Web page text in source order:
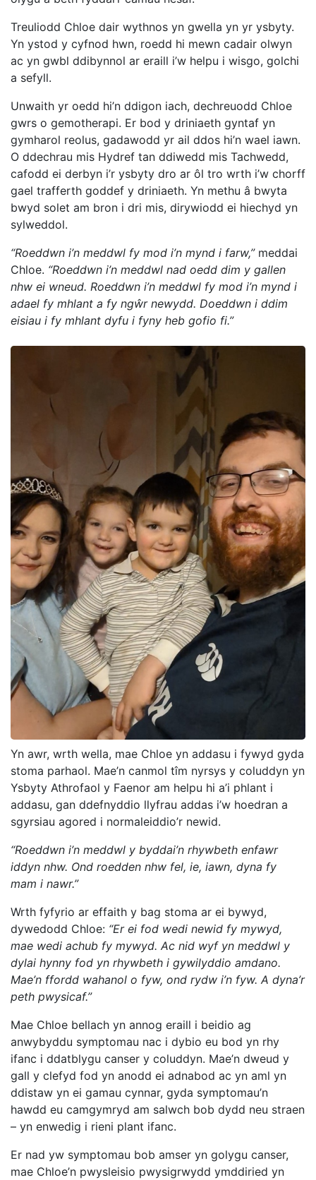
Treuliodd Chloe dair wythnos yn gwella yn yr ysbyty.
Yn ystod y cyfnod hwn, roedd hi mewn cadair olwyn
ac yn gwbl ddibynnol ar eraill i’w helpu i wisgo, golchi
a sefyll.
Unwaith yr oedd hi’n ddigon iach, dechreuodd Chloe
gwrs o gemotherapi. Er bod y driniaeth gyntaf yn
gymharol reolus, gadawodd yr ail ddos hi’n wael iawn.
O ddechrau mis Hydref tan ddiwedd mis Tachwedd,
cafodd ei derbyn i’r ysbyty dro ar ôl tro wrth i’w chorff
gael trafferth goddef y driniaeth. Yn methu â bwyta
bwyd solet am bron i dri mis, dirywiodd ei hiechyd yn
sylweddol.
“Roeddwn i’n meddwl fy mod i’n mynd i farw,” meddai
Chloe. “Roeddwn i’n meddwl nad oedd dim y gallen
nhw ei wneud. Roeddwn i’n meddwl fy mod i’n mynd i
adael fy mhlant a fy ngŵr newydd. Doeddwn i ddim
eisiau i fy mhlant dyfu i fyny heb gofio fi.”
Yn awr, wrth wella, mae Chloe yn addasu i fywyd gyda
stoma parhaol. Mae’n canmol tîm nyrsys y coluddyn yn
Ysbyty Athrofaol y Faenor am helpu hi a’i phlant i
addasu, gan ddefnyddio llyfrau addas i’w hoedran a
sgyrsiau agored i normaleiddio’r newid.
“Roeddwn i’n meddwl y byddai’n rhywbeth enfawr
iddyn nhw. Ond roedden nhw fel, ie, iawn, dyna fy
mam i nawr.”
Wrth fyfyrio ar effaith y bag stoma ar ei bywyd,
dywedodd Chloe: “Er ei fod wedi newid fy mywyd,
mae wedi achub fy mywyd. Ac nid wyf yn meddwl y
dylai hynny fod yn rhywbeth i gywilyddio amdano.
Mae’n ffordd wahanol o fyw, ond rydw i’n fyw. A dyna’r
peth pwysicaf.”
Mae Chloe bellach yn annog eraill i beidio ag
anwybyddu symptomau nac i dybio eu bod yn rhy
ifanc i ddatblygu canser y coluddyn. Mae’n dweud y
gall y clefyd fod yn anodd ei adnabod ac yn aml yn
ddistaw yn ei gamau cynnar, gyda symptomau’n
hawdd eu camgymryd am salwch bob dydd neu straen
– yn enwedig i rieni plant ifanc.
Er nad yw symptomau bob amser yn golygu canser,
mae Chloe’n pwysleisio pwysigrwydd ymddiried yn